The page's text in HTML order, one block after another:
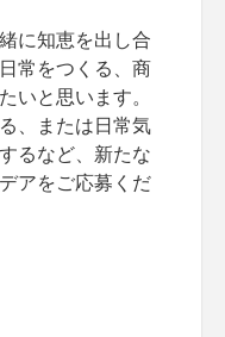
に知恵を出し合
常をつくる、商
いと思います。
、または日常気
るなど、新たな
アをご応募くだ